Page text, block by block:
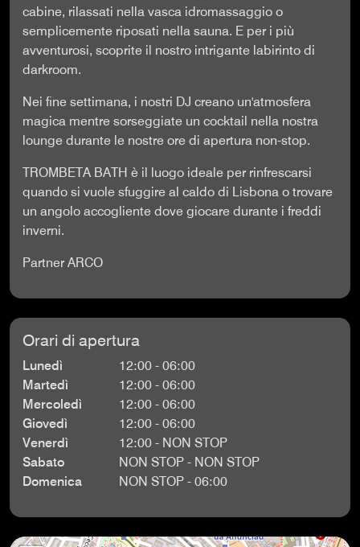
cabine, rilassati nella vasca idromassaggio o
semplicemente riposati nella sauna. E per i più
avventurosi, scoprite il nostro intrigante labirinto di
darkroom.
Nei fine settimana, i nostri DJ creano un'atmosfera
magica mentre sorseggiate un cocktail nella nostra
lounge durante le nostre ore di apertura non-stop.
TROMBETA BATH è il luogo ideale per rinfrescarsi
quando si vuole sfuggire al caldo di Lisbona o trovare
un angolo accogliente dove giocare durante i freddi
inverni.
Partner ARCO
Orari di apertura
Lunedì
12:00 - 06:00
Martedì
12:00 - 06:00
Mercoledì
12:00 - 06:00
Giovedì
12:00 - 06:00
Venerdì
12:00 - NON STOP
Sabato
NON STOP - NON STOP
Domenica
NON STOP - 06:00